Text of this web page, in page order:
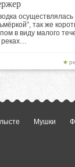
осуществлялась
так же
в виду малого
реках…
Мушки